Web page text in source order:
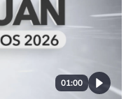
01:00